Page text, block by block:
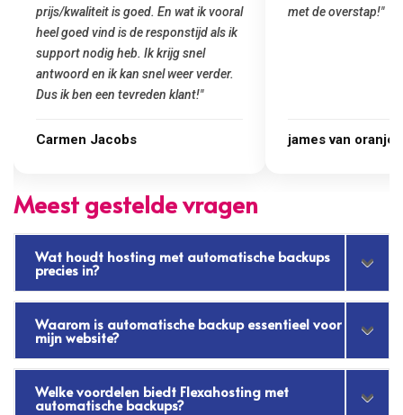
met de overstap!"
james van oranje
gemaakt. Top
Marcel Thijs
Meest gestelde vragen
Wat houdt hosting met automatische backups
precies in?
Waarom is automatische backup essentieel voor
mijn website?
Welke voordelen biedt Flexahosting met
automatische backups?